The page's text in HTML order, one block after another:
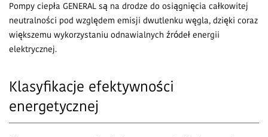
Pompy ciepła GENERAL są na drodze do osiągnięcia całkowitej
neutralności pod względem emisji dwutlenku węgla, dzięki coraz
większemu wykorzystaniu odnawialnych źródeł energii
elektrycznej.
Klasyfikacje efektywności
energetycznej